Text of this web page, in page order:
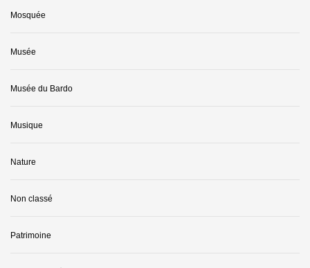
Mosquée
Musée
Musée du Bardo
Musique
Nature
Non classé
Patrimoine